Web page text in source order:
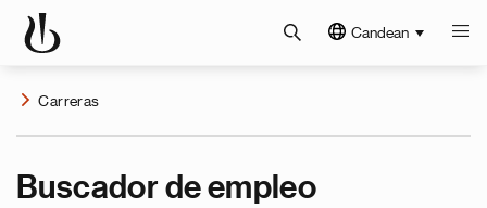
Candean
Carreras
Buscador de empleo